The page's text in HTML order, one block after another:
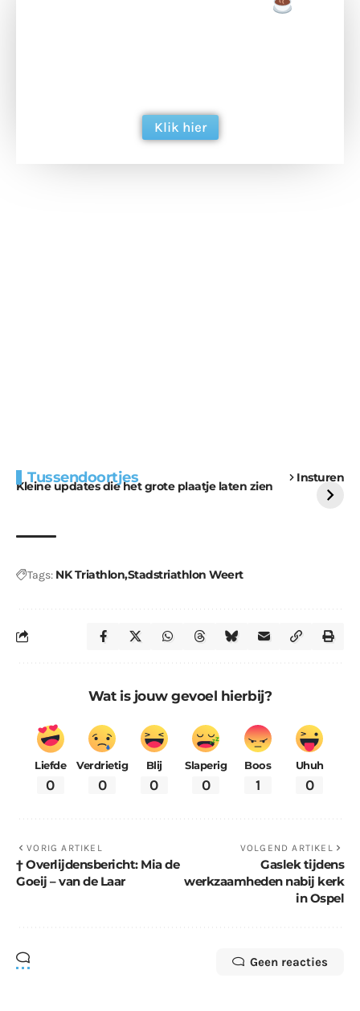
Klik hier
Tussendoortjes Insturen
Kleine updates die het grote plaatje laten zien
voor kabouters
uitdaging
Tags: NK TriathlonStadstriathlon Weert
Wat is jouw gevoel hierbij?
Liefde
0
Verdrietig
0
Blij
0
Slaperig
0
Boos
1
Uhuh
0
VORIG ARTIKEL
† Overlijdensbericht: Mia de
Goeij – van de Laar
VOLGEND ARTIKEL
Gaslek tijdens
werkzaamheden nabij kerk
in Ospel
Geen reacties